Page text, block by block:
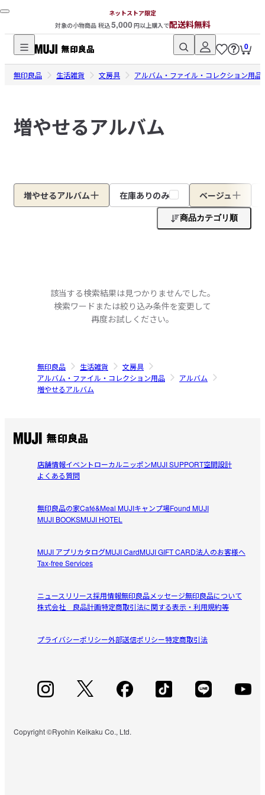
ネットストア限定
対象の小物商品 税込5,000円以上購入で配送料無料
無
印
ネ
ッ
ト
ア
0
無印良品 生活雑貨 文房具 アルバム・ファイル・コレクション用品
増やせるアルバム
増やせるアルバム 在庫ありのみ ベージュ
商品カテゴリ順
該当する検索結果は見つかりませんでした。
検索ワードまたは絞り込み条件を変更して
再度お試しください。
無印良品 生活雑貨
文房具
アルバム・ファイル・コレクション用品
アルバム
増やせるアルバム
店舗情報イベントローカルニッポンMUJI SUPPORT空間設計
よくある質問
無印良品の家Café&Meal MUJIキャンプ場Found MUJI
MUJI BOOKSMUJI HOTEL
MUJI アプリカタログMUJI CardMUJI GIFT CARD法人のお客様へ
Tax-free Services
ニュースリリース採用情報無印良品メッセージ無印良品について
株式会社 良品計画特定商取引法に関する表示・利用規約等
プライバシーポリシー外部送信ポリシー特定商取引法
Copyright ©Ryohin Keikaku Co., Ltd.